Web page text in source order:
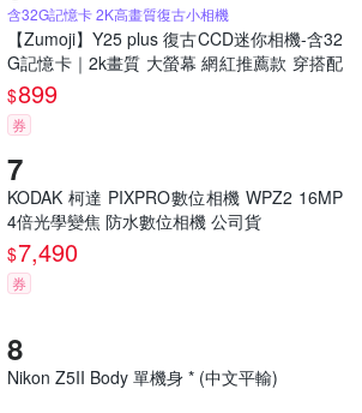
含32G記憶卡 2K高畫質復古小相機
【Zumoji】Y25 plus 復古CCD迷你相機-含32
G記憶卡｜2k畫質 大螢幕 網紅推薦款 穿搭配
件 聖誕禮物
$899
券
KODAK 柯達 PIXPRO數位相機 WPZ2 16MP
4倍光學變焦 防水數位相機 公司貨
$7,490
券
Nikon Z5II Body 單機身 * (中文平輸)